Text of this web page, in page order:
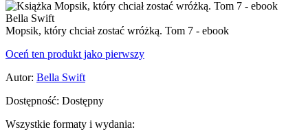
Mopsik, który chciał zostać wróżką. Tom 7 - ebook
Oceń ten produkt jako pierwszy
Autor: Bella Swift
Dostępność: Dostępny
Wszystkie formaty i wydania: